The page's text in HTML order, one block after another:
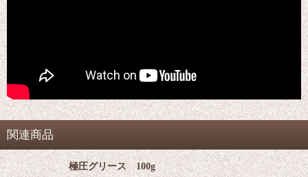
関連商品
極圧グリース 100g